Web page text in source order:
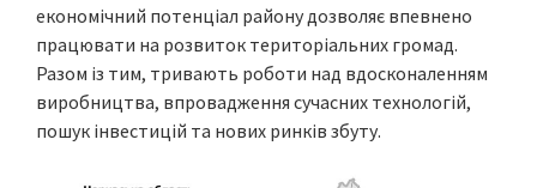
економічний потенціал району дозволяє впевнено
працювати на розвиток територіальних громад.
Разом із тим, тривають роботи над вдосконаленням
виробництва, впровадження сучасних технологій,
пошук інвестицій та нових ринків збуту.